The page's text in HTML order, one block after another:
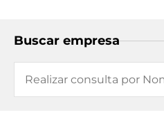
Buscar empresa